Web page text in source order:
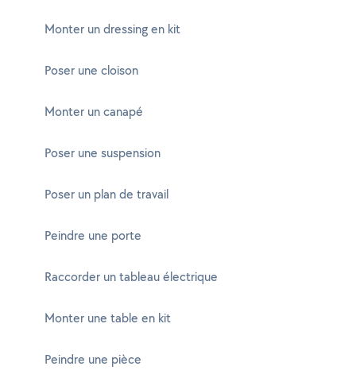
Monter un dressing en kit
Poser une cloison
Monter un canapé
Poser une suspension
Poser un plan de travail
Peindre une porte
Raccorder un tableau électrique
Monter une table en kit
Peindre une pièce